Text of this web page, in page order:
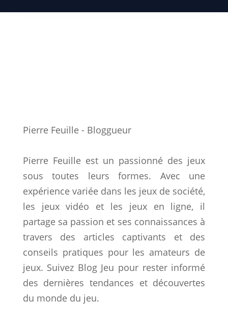
Pierre Feuille - Bloggueur
Pierre Feuille est un passionné des jeux
sous toutes leurs formes. Avec une
expérience variée dans les jeux de société,
les jeux vidéo et les jeux en ligne, il
partage sa passion et ses connaissances à
travers des articles captivants et des
conseils pratiques pour les amateurs de
jeux. Suivez Blog Jeu pour rester informé
des dernières tendances et découvertes
du monde du jeu.